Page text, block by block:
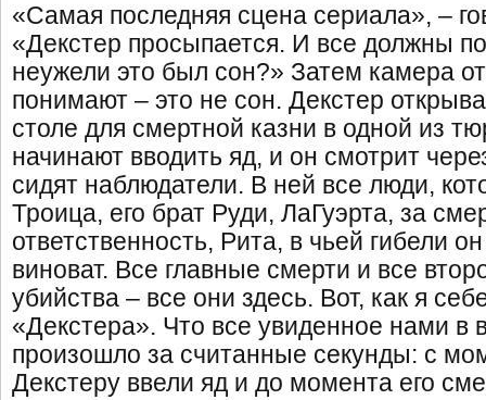
«Самая последняя сцена сериала», –
«Декстер просыпается. И все должны
неужели это был сон?» Затем камера
понимают – это не сон. Декстер
столе для смертной казни в одной из
начинают вводить яд, и он смотрит
сидят наблюдатели. В ней все люди,
Троица, его брат Руди, ЛаГуэрта, за
ответственность, Рита, в чьей гибели
виноват. Все главные смерти и все
убийства – все они здесь. Вот, как я
«Декстера». Что все увиденное нами в
произошло за считанные секунды: с
Декстеру ввели яд и до момента его